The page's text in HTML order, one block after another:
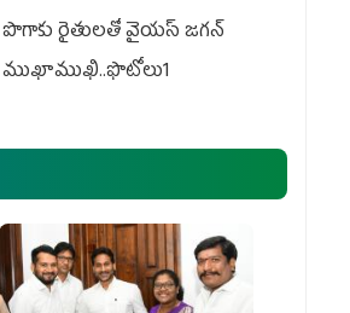
పొగాకు రైతుల‌తో వైయ‌స్ జ‌గ‌న్
ముఖాముఖి..ఫొటోలు1